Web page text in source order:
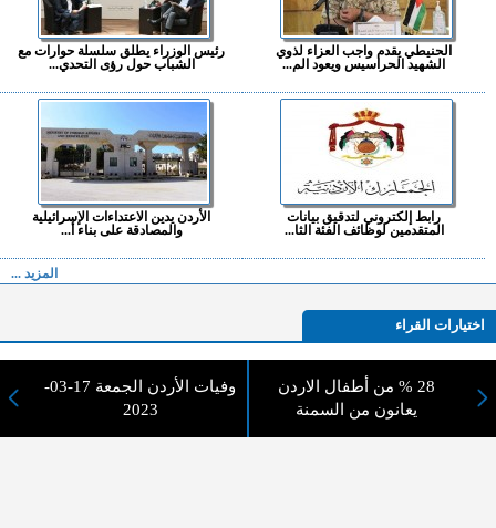
الحنيطي يقدم واجب العزاء لذوي
الشهيد الحراسيس ويعود الم...
رئيس الوزراء يطلق سلسلة حوارات مع
الشباب حول رؤى التحدي...
رابط إلكتروني لتدقيق بيانات
المتقدمين لوظائف الفئة الثا...
الأردن يدين الاعتداءات الإسرائيلية
والمصادقة على بناء أ...
المزيد ...
اختيارات القراء
لا يوجد مقالات
28 % من أطفال الاردن
يعانون من السمنة
وفيات الأردن الجمعة 17-03-
2023